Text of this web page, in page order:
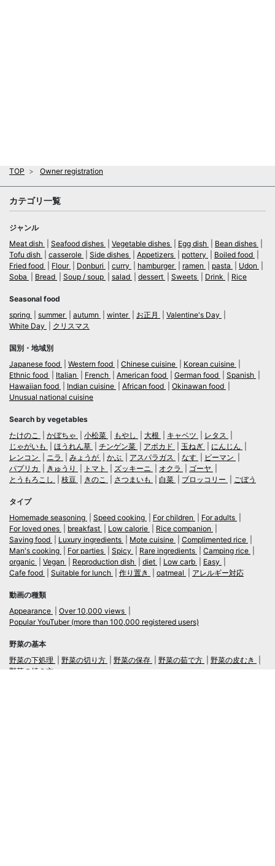
TOP Owner registration
カテゴリ一覧
ジャンル
Meat dish
Seafood dishes Vegetable dishes Egg dish
Bean dishes
Tofu dish
casserole Side dishes Appetizers pottery
Boiled food
Fried food
Flour Donburi curry hamburger ramen pasta
Udon
Soba
Bread Soup / soup salad dessert Sweets Drink Rice
Seasonal food
spring
summer autumn winter お正月
Valentine's Day
White Day
クリスマス
国別・地域別
Japanese food
Western food Chinese cuisine
Korean cuisine
Ethnic food
Italian French American food German food
Spanish
Hawaiian food
Indian cuisine African food
Okinawan food
Unusual national cuisine
Search by vegetables
たけのこ
かぼちゃ 小松菜 もやし 大根 キャベツ
レタス
じゃがいも
ほうれん草 チンゲン菜 アボカド 玉ねぎ
にんじん
レンコン
ニラ みょうが かぶ アスパラガス なす
ピーマン
パプリカ
きゅうり トマト ズッキーニ オクラ
ゴーヤ
とうもろこし
枝豆 きのこ さつまいも 白菜 ブロッコリー ごぼう
タイプ
Homemade seasoning
Speed cooking For children
For adults
For loved ones
breakfast Low calorie
Rice companion
Saving food
Luxury ingredients Mote cuisine
Complimented rice
Man's cooking
For parties Spicy Rare ingredients
Camping rice
organic
Vegan Reproduction dish diet Low carb
Easy
Cafe food
Suitable for lunch 作り置き oatmeal アレルギー対応
動画の種類
Appearance
Over 10,000 views
Popular YouTuber (more than 100,000 registered users)
野菜の基本
野菜の下処理
野菜の切り方 野菜の保存 野菜の茹で方
野菜の皮むき
野菜の焼き方